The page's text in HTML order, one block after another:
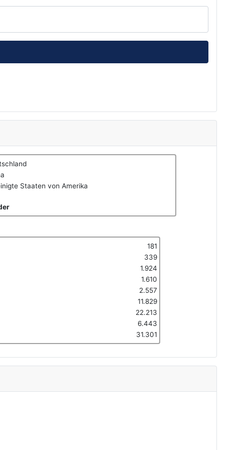
Staaten von Amerika
181
339
1.924
1.610
2.557
11.829
22.213
6.443
31.301